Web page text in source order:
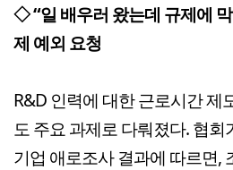
◇ “일 배우러 왔는데 규제에
제 예외 요청
R&D 인력에 대한 근로시간 제
도 주요 과제로 다뤄졌다. 협회
기업 애로조사 결과에 따르면,